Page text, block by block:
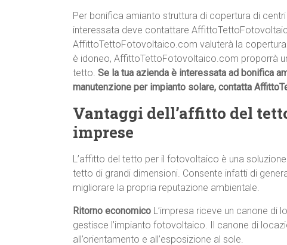
Per bonifica amianto struttura di copertura di
interessata deve contattare
AffittoTettoFotovoltaico.com valuterà la
è idoneo, AffittoTettoFotovoltaico.com proporrà
tetto. Se la tua azienda è interessata ad bonifica
manutenzione per impianto solare, contatta
Vantaggi dell’affitto del
imprese
L’affitto del tetto per il fotovoltaico è una
tetto di grandi dimensioni. Consente infatti di
migliorare la propria reputazione ambientale.
Ritorno economico L’impresa riceve un canone di
gestisce l’impianto fotovoltaico. Il canone di
all’orientamento e all’esposizione al sole.